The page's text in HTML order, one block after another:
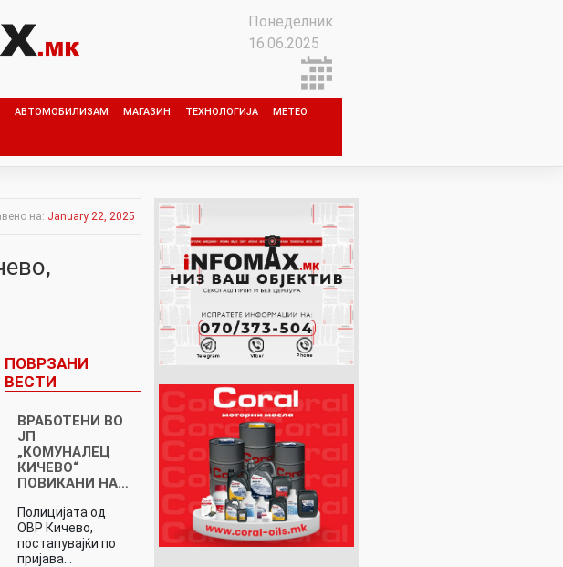
Понеделник
16.06.2025
АВТОМОБИЛИЗАМ МАГАЗИН ТЕХНОЛОГИЈА МЕТЕО
на: January 22, 2025
ПОВРЗАНИ
ВЕСТИ
ВРАБОТЕНИ ВО
ЈП
„КОМУНАЛЕЦ
КИЧЕВО“
ПОВИКАНИ НА…
Полицијата од
ОВР Кичево,
постапувајќи по
пријава…